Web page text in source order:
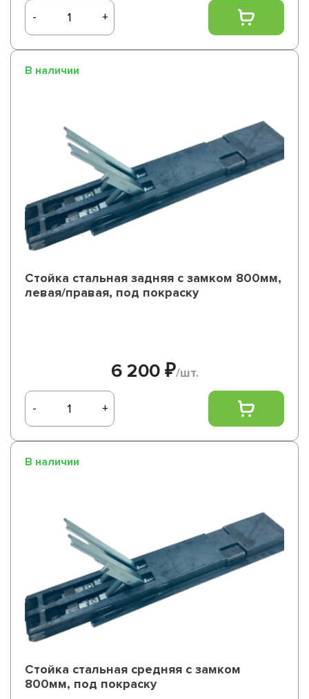
- +
В наличии
Стойка стальная задняя с замком 800мм,
левая/правая, под покраску
6 200 ₽/шт.
- +
В наличии
Стойка стальная средняя с замком
800мм, под покраску